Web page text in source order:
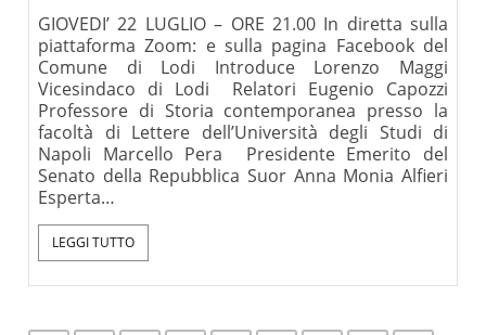
GIOVEDI’ 22 LUGLIO – ORE 21.00 In diretta sulla
piattaforma Zoom: e sulla pagina Facebook del
Comune di Lodi Introduce Lorenzo Maggi
Vicesindaco di Lodi Relatori Eugenio Capozzi
Professore di Storia contemporanea presso la
facoltà di Lettere dell’Università degli Studi di
Napoli Marcello Pera Presidente Emerito del
Senato della Repubblica Suor Anna Monia Alfieri
Esperta…
LEGGI TUTTO